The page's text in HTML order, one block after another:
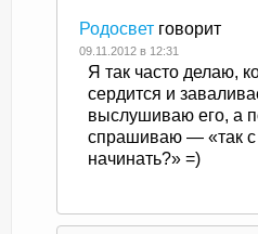
Родосвет говорит
09.11.2012 в 12:31
Я так часто делаю,
сердится и
выслушиваю его, а
спрашиваю — «так с
начинать?» =)